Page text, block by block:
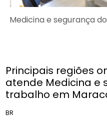
Medicina e segurança
Principais regiões
atende Medicina e
trabalho em
BR